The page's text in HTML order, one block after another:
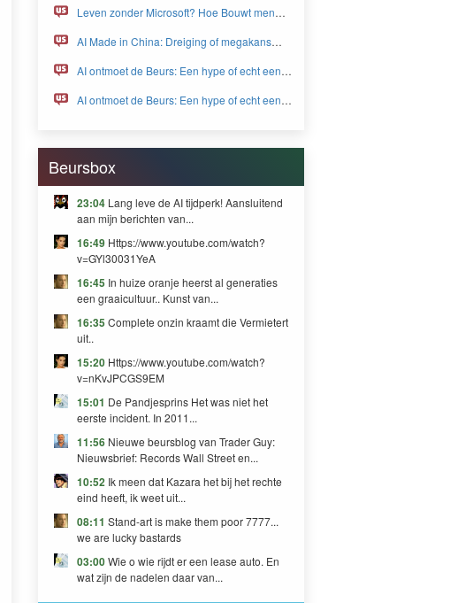
Leven zonder Microsoft? Hoe Bouwt men
BEYOND FEAR and GREED
AI Made in China: Dreiging of megakans
GREED
AI ontmoet de Beurs: Een hype of echt een
GREED
AI ontmoet de Beurs: Een hype of echt een
Beursbox
23:04 Lang leve de AI tijdperk! Aansluitend
aan mijn berichten van...
16:49 Https://www.youtube.com/watch?
v=GYl30031YeA
16:45 In huize oranje heerst al generaties
een graaicultuur.. Kunst van...
16:35 Complete onzin kraamt die Vermietert
uit..
15:20 Https://www.youtube.com/watch?
v=nKvJPCGS9EM
15:01 De Pandjesprins Het was niet het
eerste incident. In 2011...
11:56 Nieuwe beursblog van Trader Guy:
Nieuwsbrief: Records Wall Street en...
10:52 Ik meen dat Kazara het bij het rechte
eind heeft, ik weet uit...
08:11 Stand-art is make them poor 7777...
we are lucky bastards
03:00Wie o wie rijdt er een lease auto. En
wat zijn de nadelen daar van...